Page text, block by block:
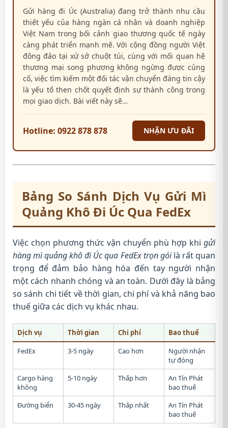
Gửi hàng đi Úc (Australia) đang trở thành nhu cầu
thiết yếu của hàng ngàn cá nhân và doanh nghiệp
Việt Nam trong bối cảnh giao thương quốc tế ngày
càng phát triển mạnh mẽ. Với cộng đồng người Việt
đông đảo tại xứ sở chuột túi, cùng với mối quan hệ
thương mại song phương không ngừng được củng
cố, việc tìm kiếm một đối tác vận chuyển đáng tin cậy
là yếu tố then chốt quyết định sự thành công trong
mọi giao dịch. Bài viết này sẽ…
Hotline: 0922 878 878 NHẬN ƯU ĐÃI
Bảng So Sánh Dịch Vụ Gửi Mì
Quảng Khô Đi Úc Qua FedEx
Việc chọn phương thức vận chuyển phù hợp khi gửi
hàng mì quảng khô đi Úc qua FedEx trọn góilà rất quan
trọng để đảm bảo hàng hóa đến tay người nhận
một cách nhanh chóng và an toàn. Dưới đây là bảng
so sánh chi tiết về thời gian, chi phí và khả năng bao
thuế giữa các dịch vụ khác nhau.
Dịch vụ Thời gian Chi phí
Bao thuế
FedEx
3-5 ngày Cao hơn
Người nhận
tự đóng
Cargo hàng
không
5-10 ngày Thấp hơn
An Tín Phát
bao thuế
Đường biển
30-45 ngày Thấp nhất
An Tín Phát
bao thuế